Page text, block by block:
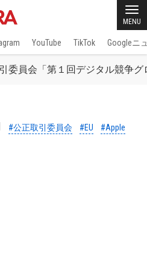
MENU
YouTube TikTok Googleニ
委員会「第１回デジタル競争
#公正取引委員会 #EU #Apple